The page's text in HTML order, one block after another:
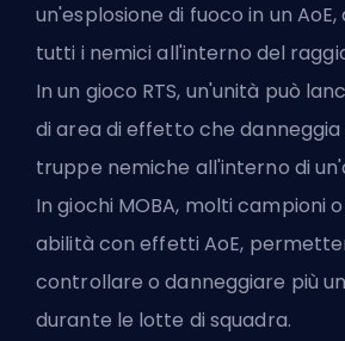
un'esplosione di fuoco in un
tutti i nemici all'interno del
In un gioco RTS, un'unità può
di area di effetto che danneggia
truppe nemiche all'interno di
In giochi MOBA, molti campioni
abilità con effetti AoE,
controllare o danneggiare più
durante le lotte di squadra.